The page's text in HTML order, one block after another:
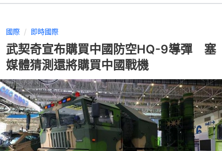
國際 即時國際
武契奇宣布購買中國防空HQ-9導彈 塞
媒體猜測還將購買中國戰機